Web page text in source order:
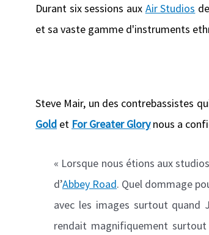
Durant six sessions aux Air Studios
et sa vaste gamme d'instruments
Steve Mair, un des contrebassistes
Gold et For Greater Glorynous a
« Lorsque nous étions aux
d’Abbey Road. Quel dommage
avec les images surtout quand
rendait magnifiquement surtout